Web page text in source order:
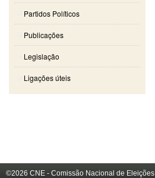
Partidos Políticos
Publicações
Legislação
Ligações úteis
©2026 CNE - Comissão Nacional de Eleições